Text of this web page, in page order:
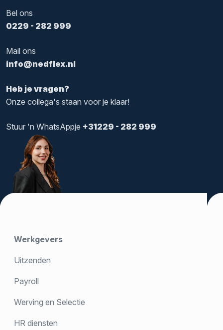
Heb je vragen?
Onze collega's staan voor je klaar!
Bel ons
0229 - 282 999
Mail ons
info@nedflex.nl
Stuur 'n WhatsAppje +31229 - 282 999
Werkgevers
Uitzenden
Payroll
Werving en Selectie
HR diensten